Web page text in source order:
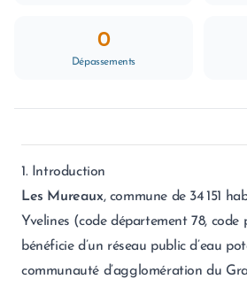
0
Dépassements
1. Introduction
Les Mureaux, commune de 34 151
Yvelines (code département 78, code
bénéficie d’un réseau public d’eau
communauté d’agglomération du